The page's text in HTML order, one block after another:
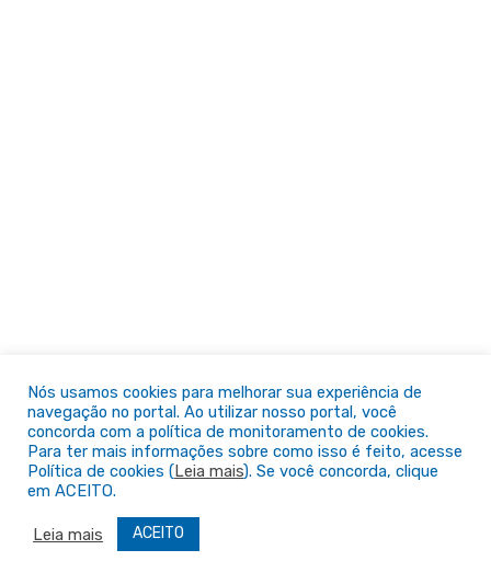
Nós usamos cookies para melhorar sua experiência de
navegação no portal. Ao utilizar nosso portal, você
concorda com a política de monitoramento de cookies.
Para ter mais informações sobre como isso é feito, acesse
Política de cookies (Leia mais). Se você concorda, clique
em ACEITO.
Leia mais ACEITO